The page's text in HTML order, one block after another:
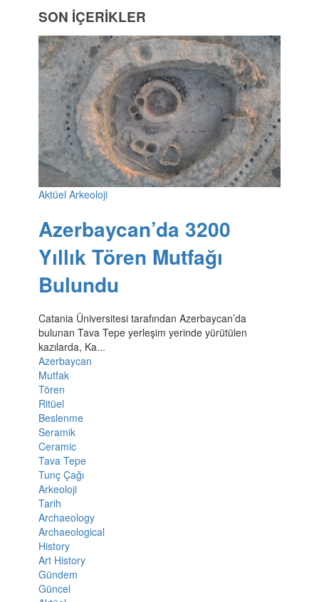
SON İÇERİKLER
Aktüel Arkeoloji
Azerbaycan’da 3200
Yıllık Tören Mutfağı
Bulundu
Catania Üniversitesi tarafından Azerbaycan’da
bulunan Tava Tepe yerleşim yerinde yürütülen
kazılarda, Ka...
Azerbaycan
Mutfak
Tören
Ritüel
Beslenme
Seramik
Ceramic
Tava Tepe
Tunç Çağı
Arkeoloji
Tarih
Archaeology
Archaeological
History
Art History
Gündem
Güncel